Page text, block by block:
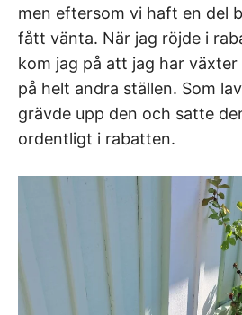
men eftersom vi haft en del
fått vänta. När jag röjde i
kom jag på att jag har
på helt andra ställen. Som
grävde upp den och satte
ordentligt i rabatten.